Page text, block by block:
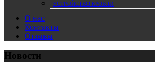
УСТРОЙСТВО КРОВЛИ
О нас
Контакты
Отзывы
Новости